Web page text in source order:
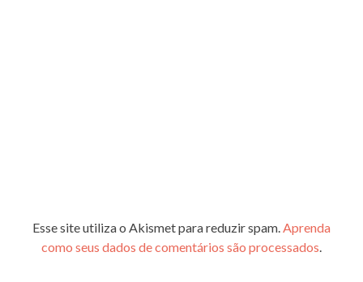
Esse site utiliza o Akismet para reduzir spam. Aprenda
como seus dados de comentários são processados